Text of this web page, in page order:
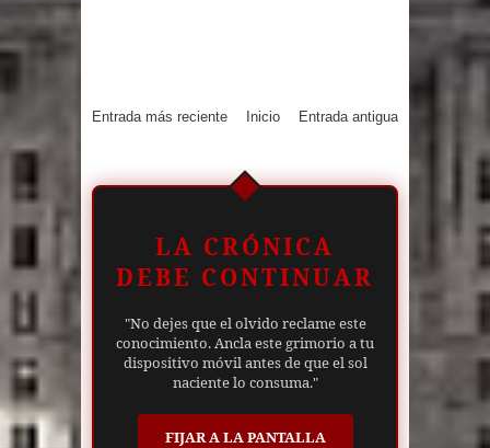
Entrada más reciente Entrada antigua
Inicio
LA CRÓNICA
DEBE CONTINUAR
"No dejes que el olvido reclame este
conocimiento. Ancla este grimorio a tu
dispositivo móvil antes de que el sol
naciente lo consuma."
FIJAR A LA PANTALLA